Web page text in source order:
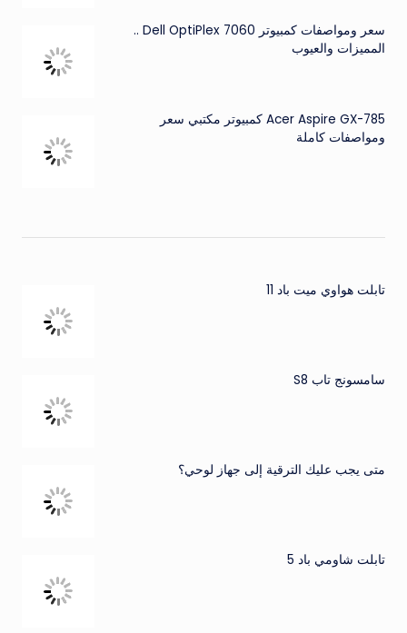
سعر ومواصفات كمبيوتر Dell OptiPlex 7060 ..
المميزات والعيوب
Acer Aspire GX-785 كمبيوتر مكتبي سعر
ومواصفات كاملة
تابلت هواوي ميت باد 11
سامسونج تاب S8
متى يجب عليك الترقية إلى جهاز لوحي؟
تابلت شاومي باد 5